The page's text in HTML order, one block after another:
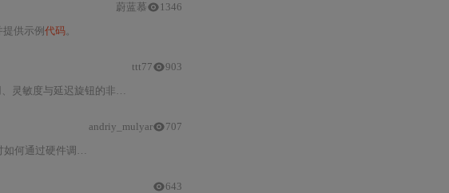
供示例代码。
蔚蓝慕 1346
测验证、量化调试与硬件级抗扰设计，提升工业级稳定性。
ttt77 903
降低误报，提升在
andriy_mulyar 707
643